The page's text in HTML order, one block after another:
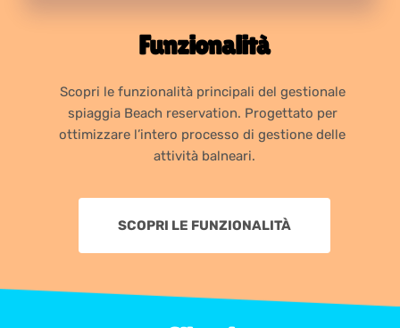
Funzionalità
Scopri le funzionalità principali del gestionale
spiaggia Beach reservation. Progettato per
ottimizzare l’intero processo di gestione delle
attività balneari.
SCOPRI LE FUNZIONALITÀ